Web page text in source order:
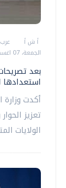
أ ش أ
الجمعة، 07 اغسطس 2026 08:40 ص
بعد
استعدادها
أكدت
تعزيز
الولايات